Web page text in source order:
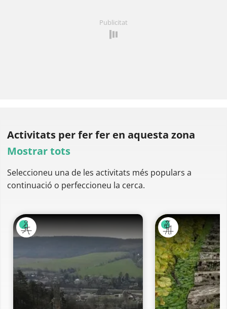
Publicitat
Activitats per ferfer en aquesta zona
Mostrar tots
Seleccioneu una de les activitats més populars a
continuació o perfeccioneu la cerca.